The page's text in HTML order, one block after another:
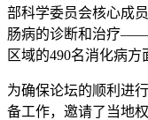
部科学委员会核心成
肠病的诊断和治疗——
区域的490名消化病方
为确保论坛的顺利进
备工作，邀请了当地